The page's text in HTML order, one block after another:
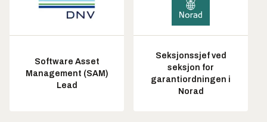
Software Asset
Management (SAM)
Lead
Seksjonssjef ved
seksjon for
garantiordningen i
Norad